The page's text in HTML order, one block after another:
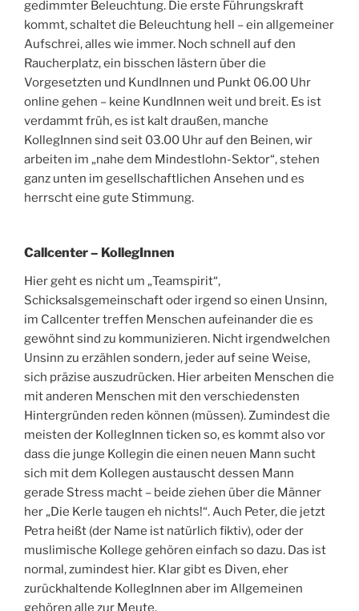
gedimmter Beleuchtung. Die erste Führungskraft
kommt, schaltet die Beleuchtung hell – ein allgemeiner
Aufschrei, alles wie immer. Noch schnell auf den
Raucherplatz, ein bisschen lästern über die
Vorgesetzten und KundInnen und Punkt 06.00 Uhr
online gehen – keine KundInnen weit und breit. Es ist
verdammt früh, es ist kalt draußen, manche
KollegInnen sind seit 03.00 Uhr auf den Beinen, wir
arbeiten im „nahe dem Mindestlohn-Sektor“, stehen
ganz unten im gesellschaftlichen Ansehen und es
herrscht eine gute Stimmung.
Callcenter – KollegInnen
Hier geht es nicht um „Teamspirit“,
Schicksalsgemeinschaft oder irgend so einen Unsinn,
im Callcenter treffen Menschen aufeinander die es
gewöhnt sind zu kommunizieren. Nicht irgendwelchen
Unsinn zu erzählen sondern, jeder auf seine Weise,
sich präzise auszudrücken. Hier arbeiten Menschen die
mit anderen Menschen mit den verschiedensten
Hintergründen reden können (müssen). Zumindest die
meisten der KollegInnen ticken so, es kommt also vor
dass die junge Kollegin die einen neuen Mann sucht
sich mit dem Kollegen austauscht dessen Mann
gerade Stress macht – beide ziehen über die Männer
her „Die Kerle taugen eh nichts!“. Auch Peter, die jetzt
Petra heißt (der Name ist natürlich fiktiv), oder der
muslimische Kollege gehören einfach so dazu. Das ist
normal, zumindest hier. Klar gibt es Diven, eher
zurückhaltende KollegInnen aber im Allgemeinen